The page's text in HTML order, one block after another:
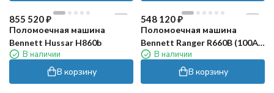
855 520₽
Поломоечная машина
Bennett Hussar H860b
В наличии
В корзину
548 120₽
Поломоечная машина
Bennett Ranger R660B (100Ач,
Li) В наличии
В корзину